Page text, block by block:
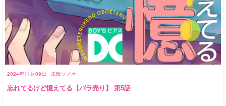
2024年11月09日 未散ソノオ
忘れてるけど憶えてる【バラ売り】 第5話